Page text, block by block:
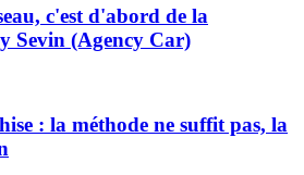
c'est d'abord de la
Sevin (Agency Car)
: la méthode ne suffit pas, la